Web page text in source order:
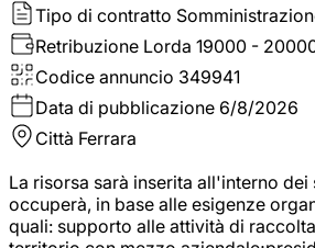
Tipo di contratto
Retribuzione Lorda 19000 -
Codice annuncio 349941
Data di pubblicazione 6/8/2026
Città Ferrara
La risorsa sarà inserita all'interno
occuperà, in base alle esigenze
quali: supporto alle attività di